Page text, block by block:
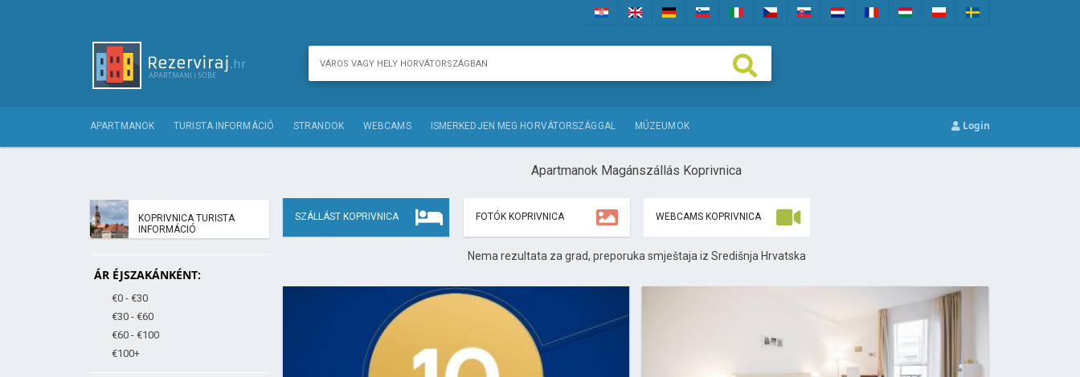
APARTMANOK TURISTA INFORMÁCIÓ STRANDOK WEBCAMS ISMERKEDJEN MEG HORVÁTORSZÁGGAL MÚZEUMOK Login
KOPRIVNICA TURISTA
INFORMÁCIÓ
ÁR ÉJSZAKÁNKÉNT:
€0 - €30
€30 - €60
€60 - €100
€100+
Apartmanok Magánszállás Koprivnica
SZÁLLÁST KOPRIVNICA FOTÓK KOPRIVNICA WEBCAMS KOPRIVNICA
Nema rezultata za grad, preporuka smještaja iz Središnja Hrvatska